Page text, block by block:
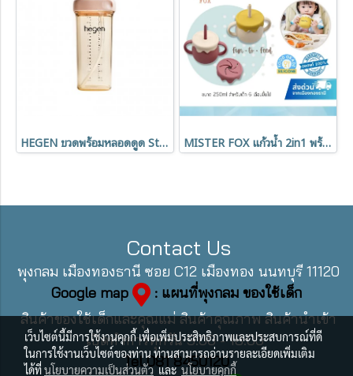
HEGEN ขวดพร้อมหลอดดูด Straw Cup PPSU 330ml.(9m+) MISTER FOX แก้วน้ำ 2in1 พร้อมฝาปิด 250 ml. (6m+)
Contact Us
พุงกลม เมืองทองธานี ซอย C12 เมืองทอง นนทบุรี 11120
Google map
: แผนที่พุงกลม ของใช้เด็ก
สินค้าของใช้เด็กและคุณแม่ สินค้าคุณภาพ สินค้านำเข้า
เปิดทำการทุกวัน 9:00 - 18:00
Tel 081 8450120
เว็บไซต์นี้มีการใช้งานคุกกี้ เพื่อเพิ่มประสิทธิภาพและประสบการณ์ที่ดี
ในการใช้งานเว็บไซต์ของท่าน ท่านสามารถอ่านรายละเอียดเพิ่มเติม
ได้ที่นโยบายความเป็นส่วนตัวและนโยบายคุกกี้